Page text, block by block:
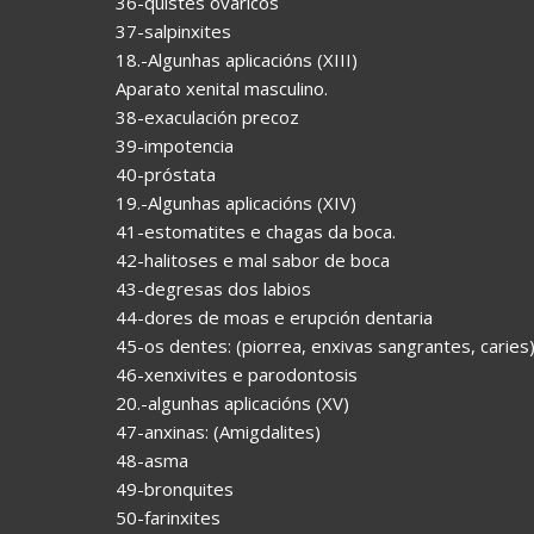
37-salpinxites
18.-Algunhas aplicacións (XIII)
Aparato xenital masculino.
38-exaculación precoz
39-impotencia
40-próstata
19.-Algunhas aplicacións (XIV)
41-estomatites e chagas da boca.
42-halitoses e mal sabor de boca
43-degresas dos labios
44-dores de moas e erupción dentaria
45-os dentes: (piorrea, enxivas sangrantes, caries)
46-xenxivites e parodontosis
20.-algunhas aplicacións (XV)
47-anxinas: (Amigdalites)
48-asma
49-bronquites
50-farinxites